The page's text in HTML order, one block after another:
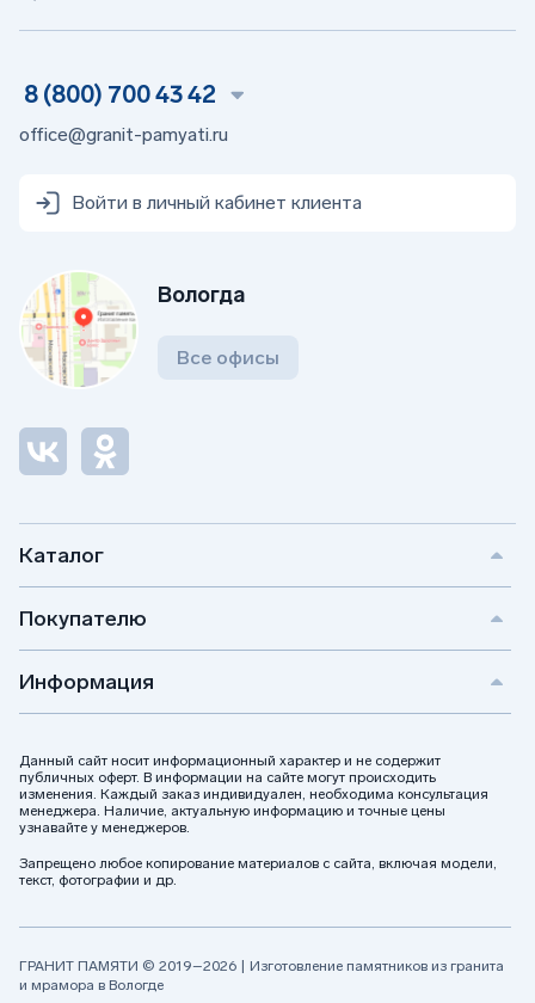
Каталог
Покупателю
Информация
Данный сайт носит информационный характер и не содержит
публичных оферт. В информации на сайте могут происходить
изменения. Каждый заказ индивидуален, необходима консультация
менеджера. Наличие, актуальную информацию и точные цены
узнавайте у менеджеров.
Запрещено любое копирование материалов с сайта, включая модели,
текст, фотографии и др.
8 (800) 700 43 42
office@granit-pamyati.ru
Войти в личный кабинет клиента
Вологда
Все офисы
ГРАНИТ ПАМЯТИ © 2019–2026 | Изготовление памятников из гранита
и мрамора в Вологде